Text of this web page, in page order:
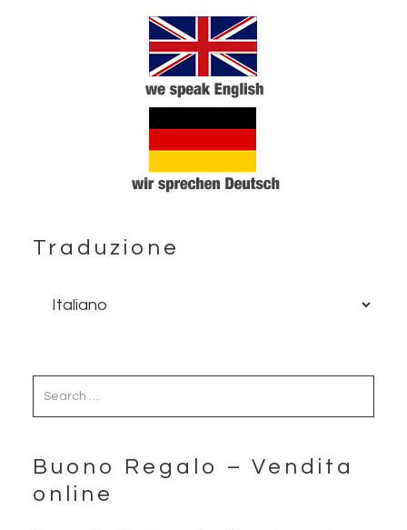
Traduzione
Buono Regalo – Vendita
online